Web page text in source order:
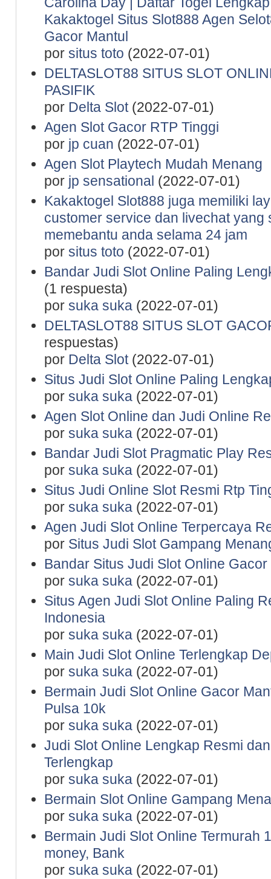
Kakaktogel Situs Slot888 Agen
Gacor Mantul
por situs toto (2022-07-01)
DELTASLOT88 SITUS SLOT
PASIFIK
por Delta Slot(2022-07-01)
Agen Slot Gacor RTP Tinggi
por jp cuan (2022-07-01)
Agen Slot Playtech Mudah Menang
por jp sensational (2022-07-01)
Kakaktogel Slot888 juga memiliki
customer service dan livechat yang
memebantu anda selama 24 jam
por situs toto (2022-07-01)
Bandar Judi Slot Online Paling
(1 respuesta)
por suka suka(2022-07-01)
DELTASLOT88 SITUS SLOT
respuestas)
por Delta Slot(2022-07-01)
Situs Judi Slot Online Paling
por suka suka(2022-07-01)
Agen Slot Online dan Judi Online
por suka suka(2022-07-01)
Bandar Judi Slot Pragmatic Play
por suka suka(2022-07-01)
Situs Judi Online Slot Resmi Rtp
por suka suka(2022-07-01)
Agen Judi Slot Online Terpercaya
por Situs Judi Slot Gampang
Bandar Situs Judi Slot Online
por suka suka(2022-07-01)
Situs Agen Judi Slot Online Paling
Indonesia
por suka suka(2022-07-01)
Main Judi Slot Online Terlengkap
por suka suka(2022-07-01)
Bermain Judi Slot Online Gacor
Pulsa 10k
por suka suka(2022-07-01)
Judi Slot Online Lengkap Resmi
Terlengkap
por suka suka(2022-07-01)
Bermain Slot Online Gampang
por suka suka(2022-07-01)
Bermain Judi Slot Online Termurah
money, Bank
por suka suka(2022-07-01)